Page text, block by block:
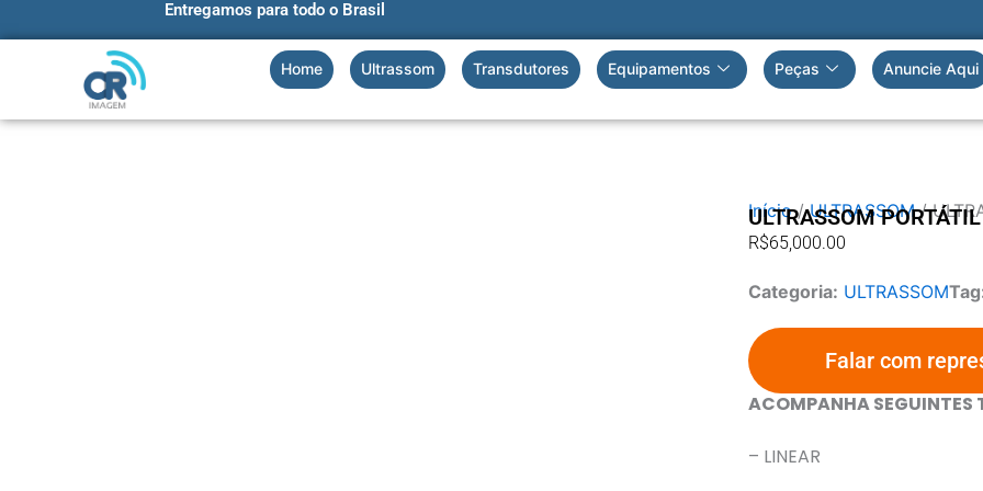
para
Entregamos para todo o Brasil
Home Ultrassom Transdutores Equipamentos Peças Anuncie Aqui
Início/ULTRASSOM/
ULTRASSOM
R$65,000.00
Categoria: ULTRASSOM
Falar com
ACOMPANHA SEGUINTES
– LINEAR